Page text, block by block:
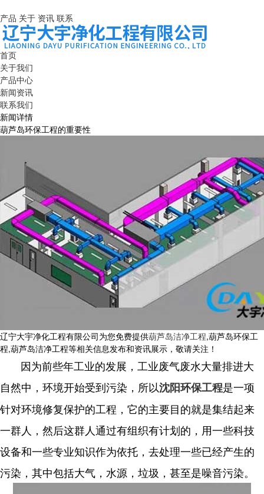
产品 关于 资讯 联系
首页
关于我们
产品中心
新闻资讯
联系我们
新闻详情
葫芦岛环保工程的重要性
辽宁大宇净化工程有限公司为您免费提供葫芦岛洁净工程,葫芦岛环保工
程,葫芦岛洁净工程等相关信息发布和资讯展示，敬请关注！
因为前些年工业的发展，工业废气废水大量排进大
自然中，环境开始受到污染，所以沈阳环保工程是一项
针对环境修复保护的工程，它的主要目的就是集结起来
一群人，然后这群人通过有组织有计划的，用一些科技
设备和一些专业知识作为依托，去处理一些已经产生的
污染，其中包括大气，水源，垃圾，甚至是噪音污染。